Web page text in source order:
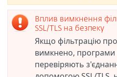
Вплив вимкнення
SSL/TLS на безпеку
Якщо фільтрацію
вимкнено, програми
перевіряють